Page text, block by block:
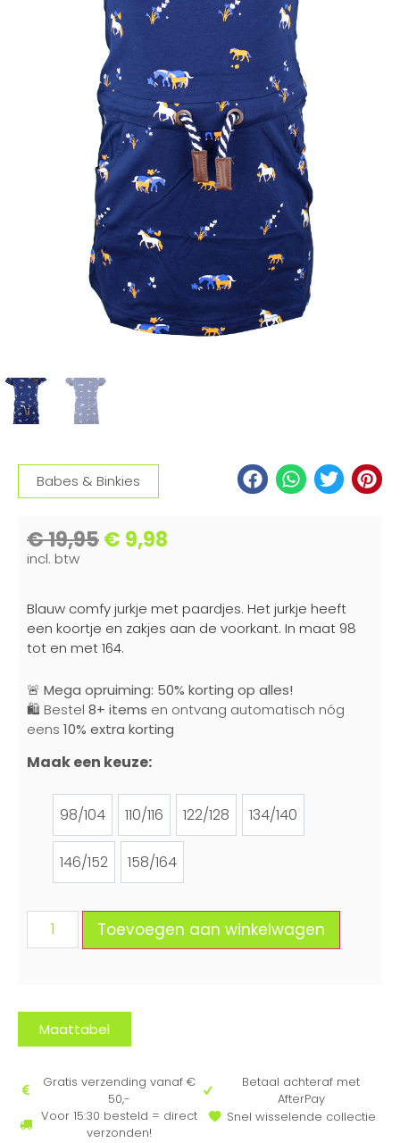
Babes & Binkies
€19,95€ 9,98
incl. btw
Blauw comfy jurkje met paardjes. Het jurkje heeft
een koortje en zakjes aan de voorkant. In maat 98
tot en met 164.
🚨 Mega opruiming: 50% korting op alles!
🛍️ Bestel 8+ items en ontvang automatisch nóg
eens 10% extra korting
Maak een keuze:
98/104
98/104
110/116
110/116
122/128
122/128
134/140
134/140
146/152
146/152
158/164
158/164
Toevoegen aan winkelwagen
Maattabel
Gratis verzending vanaf €
50,-
Voor 15:30 besteld = direct
verzonden!
Betaal achteraf met
AfterPay
Snel wisselende collectie